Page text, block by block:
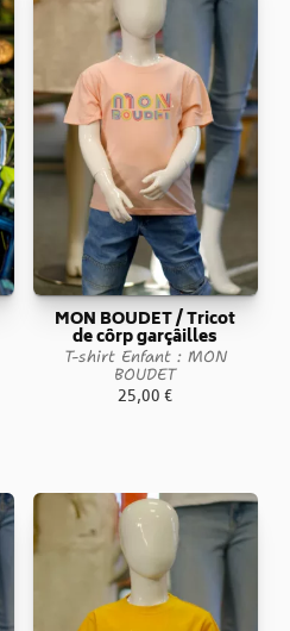
MON BOUDET / Tricot
de côrp garçâilles
T-shirt Enfant : MON
BOUDET
25,00€